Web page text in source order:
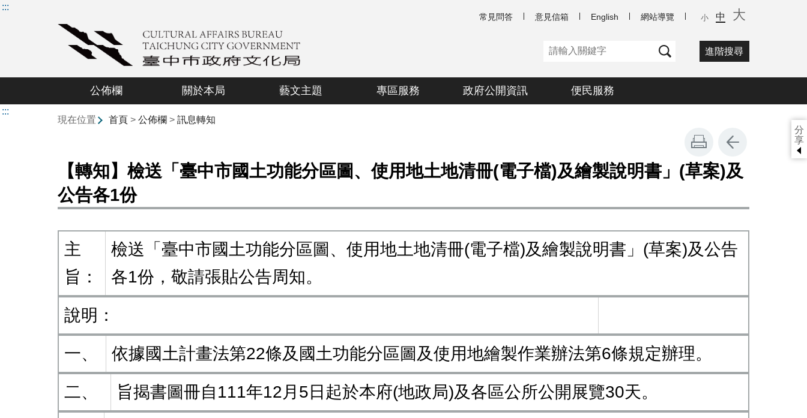
:::
常見問答 意見信箱 English 網站導覽 小 中 大
進階搜尋
公佈欄 關於本局 藝文主題 專區服務 政府公開資訊 便民服務
:::
現在位置
首頁> 公佈欄 > 訊息轉知
分
享
【轉知】檢送「臺中市國土功能分區圖、使用地土地清冊(電子檔)及繪製說明書」(草案)及
公告各1份
主
旨：
檢送「臺中市國土功能分區圖、使用地土地清冊(電子檔)及繪製說明書」(草案)及公告
各1份，敬請張貼公告周知。
說明：
一、 依據國土計畫法第22條及國土功能分區圖及使用地繪製作業辦法第6條規定辦理。
二、 旨揭書圖冊自111年12月5日起於本府(地政局)及各區公所公開展覽30天。